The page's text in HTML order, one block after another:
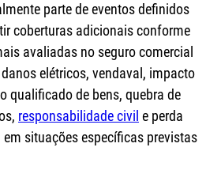
parte de eventos definidos
coberturas adicionais conforme
avaliadas no seguro comercial
elétricos, vendaval, impacto
qualificado de bens, quebra de
responsabilidade civil e perda
situações específicas previstas